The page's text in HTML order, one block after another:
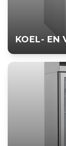
KOEL- EN
KOEL- EN
Op maat
en
BEKIJK